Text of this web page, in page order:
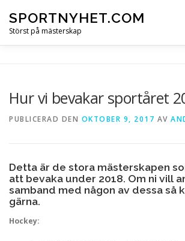
innehåll
SPORTNYHET.COM
Störst på mästerskap
Hur vi bevakar sportåret
PUBLICERAD DEN OKTOBER 9, 2017 AV
Detta är de stora mästerskapen
att bevaka under 2018. Om ni vill
samband med någon av dessa så
gärna.
Hockey: